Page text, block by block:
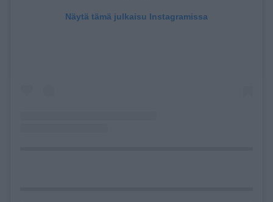
Näytä tämä julkaisu Instagramissa